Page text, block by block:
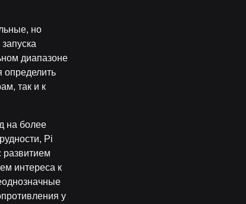
но
диапазоне
определить
так и к
на более
Pi
развитием
интереса к
у